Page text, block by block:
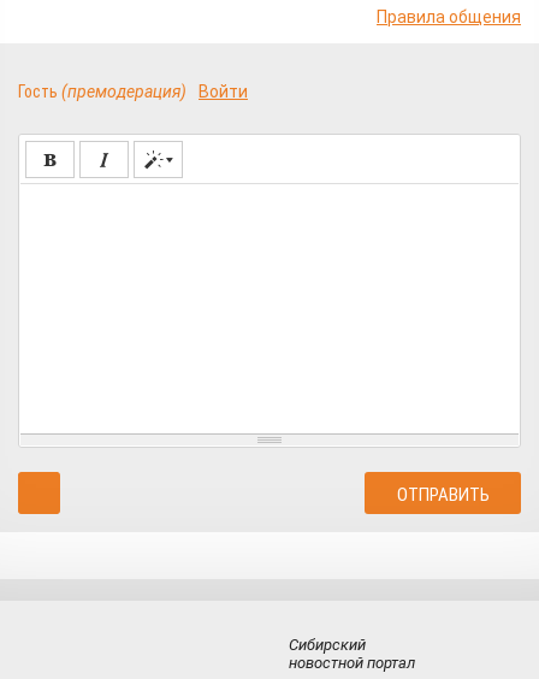
Правила общения
Гость (премодерация) Войти
Сибирский
новостной портал